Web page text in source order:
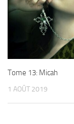
Tome 13: Micah
1 AOÛT 2019